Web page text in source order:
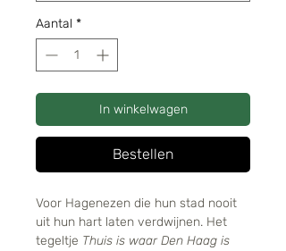
Aantal *
In winkelwagen
Bestellen
Voor Hagenezen die hun stad nooit
uit hun hart laten verdwijnen. Het
tegeltje Thuis is waar Den Haag is